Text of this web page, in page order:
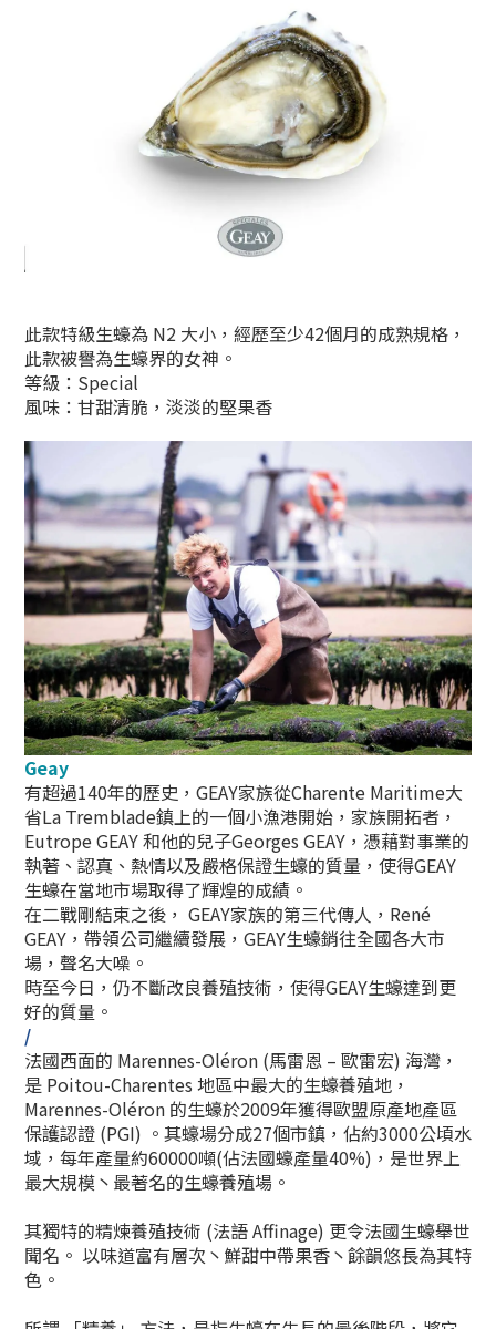
此款特級生蠔為 N2 大小，經歷至少42個月的成熟規格，
此款被譽為生蠔界的女神。
等級：Special
風味：甘甜清脆，淡淡的堅果香
Geay
有超過140年的歷史，GEAY家族從Charente Maritime大
省La Tremblade鎮上的一個小漁港開始，家族開拓者，
Eutrope GEAY 和他的兒子Georges GEAY，憑藉對事業的
執著、認真、熱情以及嚴格保證生蠔的質量，使得GEAY
生蠔在當地市場取得了輝煌的成績。
在二戰剛結束之後， GEAY家族的第三代傳人，René
GEAY，帶領公司繼續發展，GEAY生蠔銷往全國各大市
場，聲名大噪。
時至今日，仍不斷改良養殖技術，使得GEAY生蠔達到更
好的質量。
/
法國西面的 Marennes-Oléron (馬雷恩 – 歐雷宏) 海灣，
是 Poitou-Charentes 地區中最大的生蠔養殖地，
Marennes-Oléron 的生蠔於2009年獲得歐盟原產地產區
保護認證 (PGI) 。 其蠔場分成27個市鎮，佔約3000公頃水
域， 每年產量約60000噸(佔法國蠔產量40%)， 是世界上
最大規模丶最著名的生蠔養殖場。
其獨特的精煉養殖技術 (法語 Affinage) 更令法國生蠔舉世
聞名。 以味道富有層次丶鮮甜中帶果香丶餘韻悠長為其特
色。